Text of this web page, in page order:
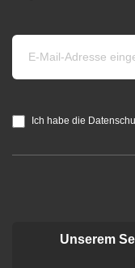
Ich habe die
Unserem